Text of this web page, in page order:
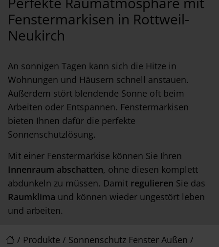
/ Produkte / Sonnenschutz Fenster Außen /
Fenstermarkisen in Rottweil-
Neukirch
An sonnigen Tagen kann sich die Hitze in
Wohnungen und Häusern schnell anstauen.
Außerdem stört blendende Sonne oft beim
Arbeiten oder Entspannen. Fenstermarkisen
bieten Ihnen dafür die perfekte
Sonnenschutzlösung.
Mit einer Fenstermarkise können Sie Ihren
Innenraum abschatten, ohne diesen komplett
abdunkeln zu müssen. Damit regulieren Sie das
Raumklima und können wieder ungestört leben
und arbeiten.